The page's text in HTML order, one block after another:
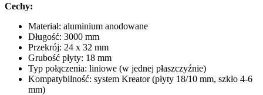
Cechy:
Materiał: aluminium anodowane
Długość: 3000 mm
Przekrój: 24 x 32 mm
Grubość płyty: 18 mm
Typ połączenia: liniowe (w jednej płaszczyźnie)
Kompatybilność: system Kreator (płyty 18/10 mm, szkło 4-6
mm)